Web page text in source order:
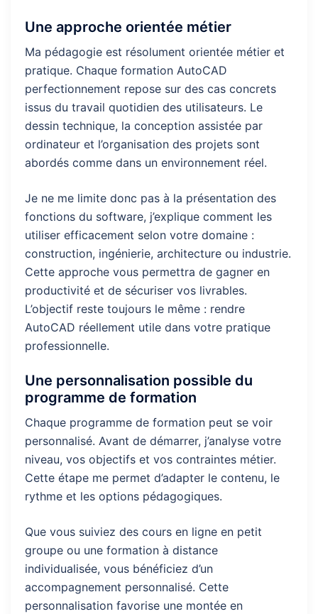
Une approche orientée métier
Ma pédagogie est résolument orientée métier et
pratique. Chaque formation AutoCAD
perfectionnement repose sur des cas concrets
issus du travail quotidien des utilisateurs. Le
dessin technique, la conception assistée par
ordinateur et l’organisation des projets sont
abordés comme dans un environnement réel.
Je ne me limite donc pas à la présentation des
fonctions du software, j’explique comment les
utiliser efficacement selon votre domaine :
construction, ingénierie, architecture ou industrie.
Cette approche vous permettra de gagner en
productivité et de sécuriser vos livrables.
L’objectif reste toujours le même : rendre
AutoCAD réellement utile dans votre pratique
professionnelle.
Une personnalisation possible du
programme de formation
Chaque programme de formation peut se voir
personnalisé. Avant de démarrer, j’analyse votre
niveau, vos objectifs et vos contraintes métier.
Cette étape me permet d’adapter le contenu, le
rythme et les options pédagogiques.
Que vous suiviez des cours en ligne en petit
groupe ou une formation à distance
individualisée, vous bénéficiez d’un
accompagnement personnalisé. Cette
personnalisation favorise une montée en